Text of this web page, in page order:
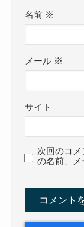
名前 ※
メール ※
サイト
次回のコ
の名前、メ